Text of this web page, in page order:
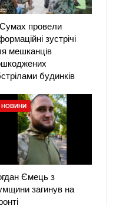
провели
зустрічі
мешканців
будинків
НОВИНИ
Ємець з
загинув на